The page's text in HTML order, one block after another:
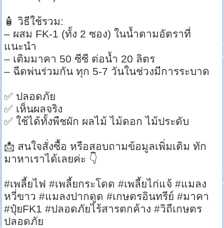
🧴 วิธีใช้รวม:
– ผสม FK-1 (ทั้ง 2 ซอง) ในน้ำตามอัตราที่
แนะนำ
– เติมมาคา 50 ซีซี ต่อน้ำ 20 ลิตร
– ฉีดพ่นร่วมกัน ทุก 5-7 วันในช่วงมีการระบาด
✅ ปลอดภัย
✅ เห็นผลจริง
✅ ใช้ได้ทั้งพืชผัก ผลไม้ ไม้ดอก ไม้ประดับ
📩 สนใจสั่งซื้อ หรือสอบถามข้อมูลเพิ่มเติม ทัก
มาหาเราได้เลยค่ะ 👇
#เพลี้ยไฟ #เพลี้ยกระโดด #เพลี้ยไก่แจ้ #แมลง
หวี่ขาว #แมลงปากดูด #เกษตรอินทรีย์ #มาคา
#ปุ๋ยFK1 #ปลอดภัยไร้สารตกค้าง #วิถีเกษตร
ปลอดภัย